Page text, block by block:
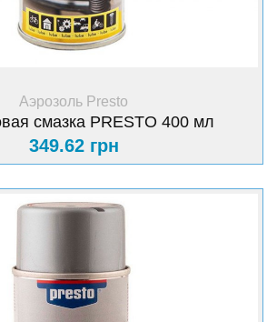
+ Купить
Аэрозоль Presto
смазка PRESTO 400 мл
349.62 грн